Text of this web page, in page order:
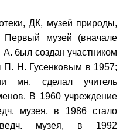
ДК, музей природы,
Первый музей (вначале
А. был создан участником
П. Н. Гусенковым в 1957;
мн. сделал учитель
В 1960 учреждение
музея, в 1986 стало
музея, в 1992